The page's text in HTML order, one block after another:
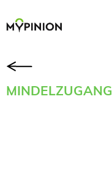
MINDELZUGANG